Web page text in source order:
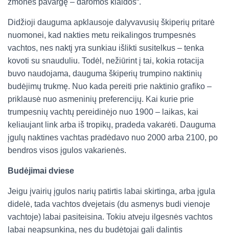
žmonės pavargę – daromos klaidos“.
Didžioji dauguma apklausoje dalyvavusių škiperių pritarė
nuomonei, kad nakties metu reikalingos trumpesnės
vachtos, nes naktį yra sunkiau išlikti susitelkus – tenka
kovoti su snauduliu. Todėl, nežiūrint į tai, kokia rotacija
buvo naudojama, dauguma škiperių trumpino naktinių
budėjimų trukmę. Nuo kada pereiti prie naktinio grafiko –
priklausė nuo asmeninių preferencijų. Kai kurie prie
trumpesnių vachtų pereidinėjo nuo 1900 – laikas, kai
keliaujant link arba iš tropikų, pradeda vakarėti. Dauguma
įgulų naktines vachtas pradėdavo nuo 2000 arba 2100, po
bendros visos įgulos vakarienės.
Budėjimai dviese
Jeigu įvairių įgulos narių patirtis labai skirtinga, arba įgula
didelė, tada vachtos dvejetais (du asmenys budi vienoje
vachtoje) labai pasiteisina. Tokiu atveju ilgesnės vachtos
labai neapsunkina, nes du budėtojai gali dalintis